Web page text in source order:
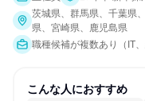
茨城県、群馬県、千葉県
県、宮崎県、鹿児島県
職種候補が複数あり（IT
こんな人におすすめ